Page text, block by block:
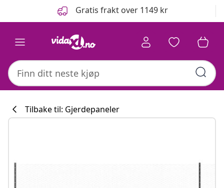
Gratis frakt over 1149 kr
Tilbake til: Gjerdepaneler